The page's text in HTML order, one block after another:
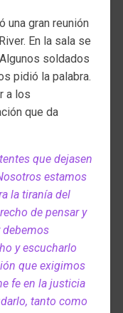
una gran reunión
En la sala se
soldados
pidió la palabra.
a los
que da
que dejasen
estamos
la tiranía del
de pensar y
debemos
y escucharlo
que exigimos
fe en la justicia
tanto como